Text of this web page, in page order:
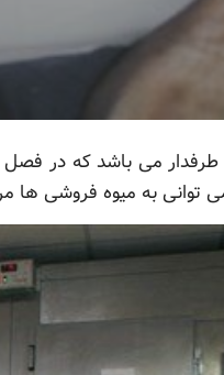
می باشد که در فصل
توانی به میوه فروشی ها